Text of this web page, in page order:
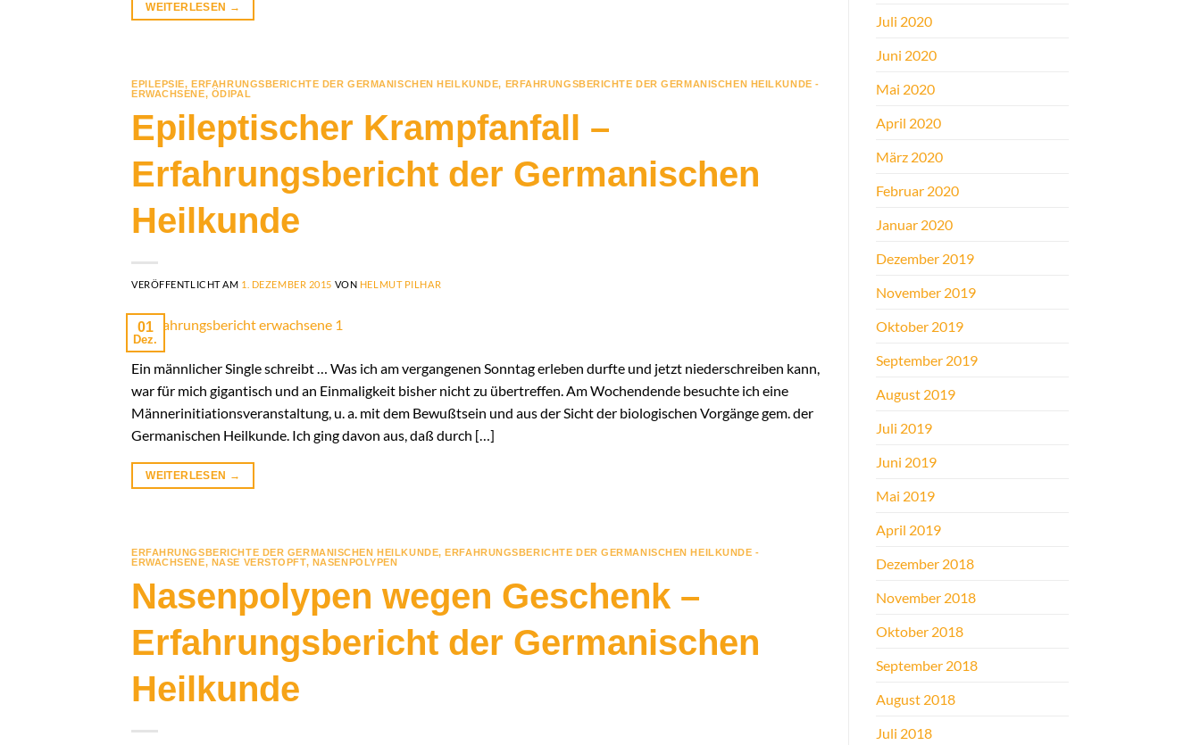
WEITERLESEN →
EPILEPSIE,ERFAHRUNGSBERICHTE DER GERMANISCHEN HEILKUNDE, ERFAHRUNGSBERICHTE DER GERMANISCHEN HEILKUNDE -
ERWACHSENE, ÖDIPAL
Epileptischer Krampfanfall –
Erfahrungsbericht der Germanischen
Heilkunde
VERÖFFENTLICHT AM 1. DEZEMBER 2015 VON HELMUT PILHAR
01
Dez.
Ein männlicher Single schreibt … Was ich am vergangenen Sonntag erleben durfte und jetzt niederschreiben kann,
war für mich gigantisch und an Einmaligkeit bisher nicht zu übertreffen. Am Wochendende besuchte ich eine
Männerinitiationsveranstaltung, u. a. mit dem Bewußtsein und aus der Sicht der biologischen Vorgänge gem. der
Germanischen Heilkunde. Ich ging davon aus, daß durch […]
WEITERLESEN →
ERFAHRUNGSBERICHTE DER GERMANISCHEN HEILKUNDE,ERFAHRUNGSBERICHTE DER GERMANISCHEN HEILKUNDE -
ERWACHSENE, NASE VERSTOPFT, NASENPOLYPEN
Nasenpolypen wegen Geschenk –
Erfahrungsbericht der Germanischen
Heilkunde
Juli 2020
Juni 2020
Mai 2020
April 2020
März 2020
Februar 2020
Januar 2020
Dezember 2019
November 2019
Oktober 2019
September 2019
August 2019
Juli 2019
Juni 2019
Mai 2019
April 2019
Dezember 2018
November 2018
Oktober 2018
September 2018
August 2018
Juli 2018